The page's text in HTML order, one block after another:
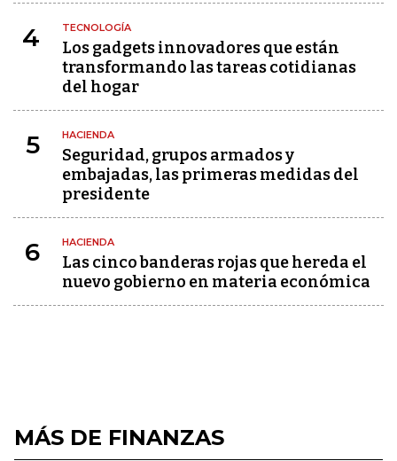
4 TECNOLOGÍA
Los gadgets innovadores que están
transformando las tareas cotidianas
del hogar
5 HACIENDA
Seguridad, grupos armados y
embajadas, las primeras medidas del
presidente
6 HACIENDA
Las cinco banderas rojas que hereda el
nuevo gobierno en materia económica
MÁS DE FINANZAS